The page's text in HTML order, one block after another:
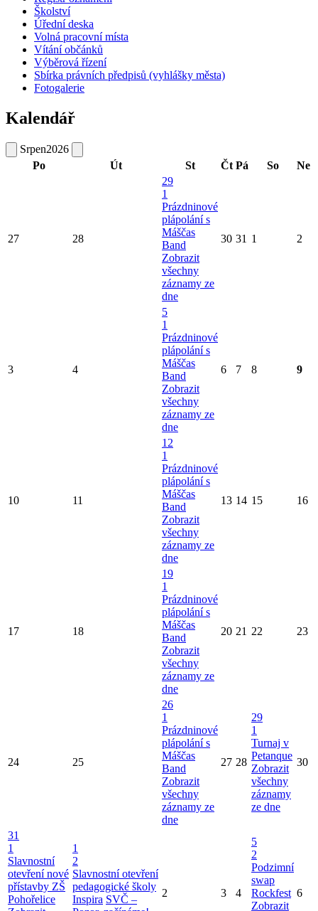
Školství
Úřední deska
Volná pracovní místa
Vítání občánků
Výběrová řízení
Sbírka právních předpisů (vyhlášky města)
Fotogalerie
Kalendář
Srpen2026
Po
Út St Čt Pá So Ne
27 28
29
1
Prázdninové
plápolání s
Máščas
Band
Zobrazit
všechny
záznamy ze
dne
30 31 1 2
3 4
5
1
Prázdninové
plápolání s
Máščas
Band
Zobrazit
všechny
záznamy ze
dne
6 7 8 9
10 11
12
1
Prázdninové
plápolání s
Máščas
Band
Zobrazit
všechny
záznamy ze
dne
13 14 15 16
17 18
19
1
Prázdninové
plápolání s
Máščas
Band
Zobrazit
všechny
záznamy ze
dne
20 21 22 23
24 25
26
1
Prázdninové
plápolání s
Máščas
Band
Zobrazit
všechny
záznamy ze
dne
27 28
29
1
Turnaj v
Petanque
Zobrazit
všechny
záznamy
ze dne
30
31
1
Slavnostní
otevření nové
přístavby ZŠ
Pohořelice
1
2
Slavnostní otevření
pedagogické školy
Inspira SVČ –
2 3 4
5
2
Podzimní
swap
Rockfest
Zobrazit
6